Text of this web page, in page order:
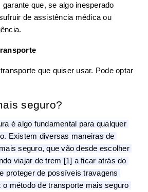
que, se algo inesperado
de assistência médica ou
que quiser usar. Pode optar
seguro?
é algo fundamental para qualquer
Existem diversas maneiras de
seguro, que vão desde escolher
viajar de trem [1] a ficar atrás do
proteger de possíveis travagens
método de transporte mais seguro